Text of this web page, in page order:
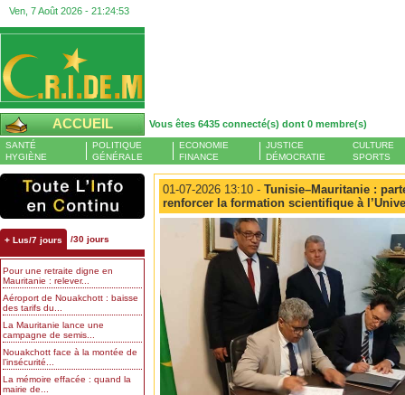
Ven, 7 Août 2026 - 21:24:54
ACCUEIL Vous êtes 6435 connecté(s) dont 0 membre(s)
SANTÉ
HYGIÈNE
POLITIQUE
GÉNÉRALE
ECONOMIE
FINANCE
JUSTICE
DÉMOCRATIE
CULTURE
SPORTS
+ Lus/7 jours /30 jours
Pour une retraite digne en
Mauritanie : relever...
Aéroport de Nouakchott : baisse
des tarifs du...
La Mauritanie lance une
campagne de semis...
Nouakchott face à la montée de
l’insécurité...
La mémoire effacée : quand la
mairie de...
01-07-2026 13:10 - Tunisie–Mauritanie :
renforcer la formation scientifique à